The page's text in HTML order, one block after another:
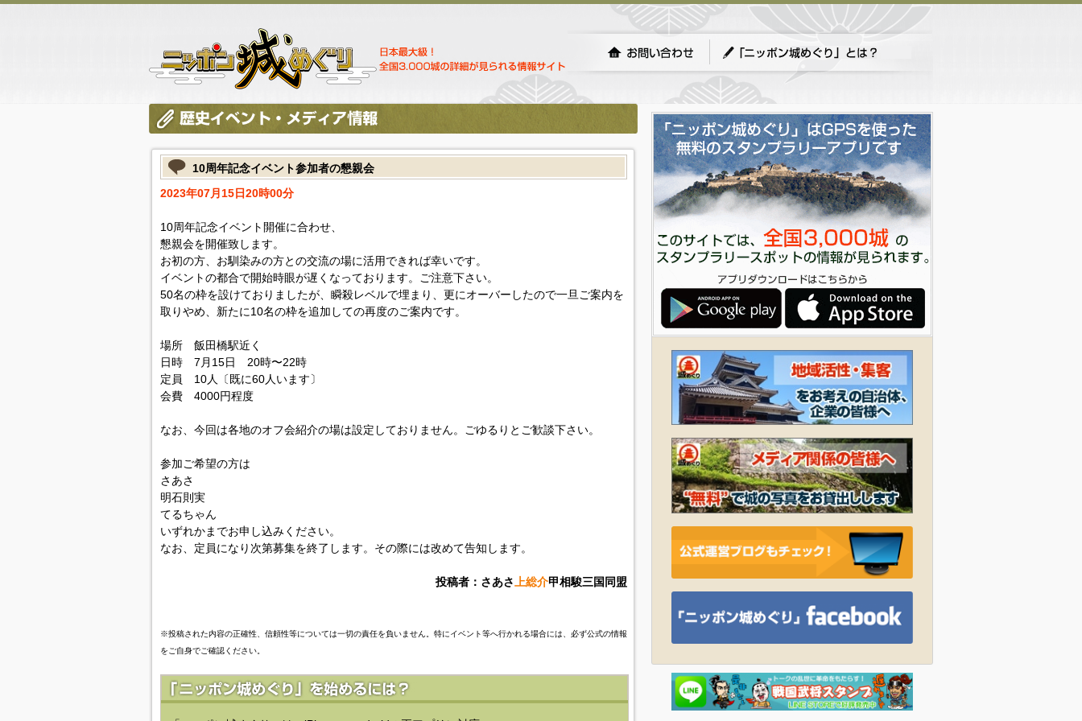
10周年記念イベント参加者の懇親会
2023年07月15日20時00分
10周年記念イベント開催に合わせ、
懇親会を開催致します。
お初の方、お馴染みの方との交流の場に活用できれば幸いです。
イベントの都合で開始時眼が遅くなっております。ご注意下さい。
50名の枠を設けておりましたが、瞬殺レベルで埋まり、更にオーバーしたので一旦ご案内を
取りやめ、新たに10名の枠を追加しての再度のご案内です。
場所 飯田橋駅近く
日時 7月15日 20時〜22時
定員 10人〔既に60人います〕
会費 4000円程度
なお、今回は各地のオフ会紹介の場は設定しておりません。ごゆるりとご歓談下さい。
参加ご希望の方は
さあさ
明石則実
てるちゃん
いずれかまでお申し込みください。
なお、定員になり次第募集を終了します。その際には改めて告知します。
投稿者：さあさ 上総介甲相駿三国同盟
※投稿された内容の正確性、信頼性等については一切の責任を負いません。特にイベント等へ行かれる場合には、必ず公式の情報
をご自身でご確認ください。